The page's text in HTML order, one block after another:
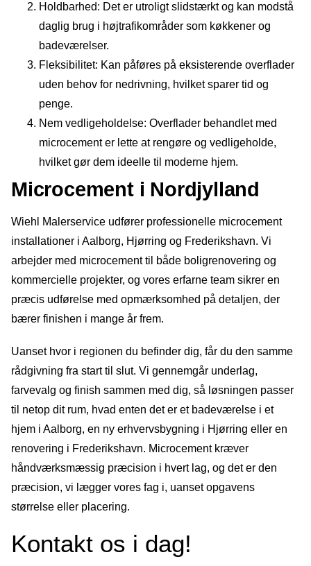
Holdbarhed: Det er utroligt slidstærkt og kan modstå
daglig brug i højtrafikområder som køkkener og
badeværelser.
Fleksibilitet: Kan påføres på eksisterende overflader
uden behov for nedrivning, hvilket sparer tid og
penge.
Nem vedligeholdelse: Overflader behandlet med
microcement er lette at rengøre og vedligeholde,
hvilket gør dem ideelle til moderne hjem.
Microcement i Nordjylland
Wiehl Malerservice udfører professionelle microcement
installationer i Aalborg, Hjørring og Frederikshavn. Vi
arbejder med microcement til både boligrenovering og
kommercielle projekter, og vores erfarne team sikrer en
præcis udførelse med opmærksomhed på detaljen, der
bærer finishen i mange år frem.
Uansethvor i regionen du befinder dig, får du den samme
rådgivning fra start til slut. Vi gennemgår underlag,
farvevalg og finish sammen med dig, så løsningen passer
til netop dit rum, hvad enten det er et badeværelse i et
hjem i Aalborg, en ny erhvervsbygning i Hjørring eller en
renovering i Frederikshavn. Microcement kræver
håndværksmæssig præcision i hvert lag, og det er den
præcision, vi lægger vores fag i, uansetopgavens
størrelse eller placering.
Kontakt os i dag!